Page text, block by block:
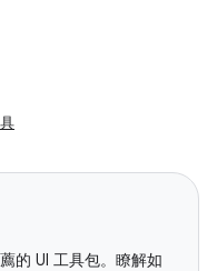
的 UI 工具包。瞭解如